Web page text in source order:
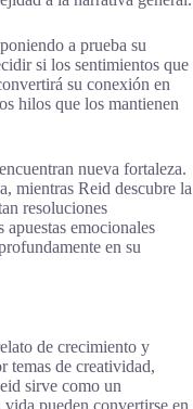
a prueba su
si los sentimientos que
su conexión en
hilos que los mantienen
nueva fortaleza.
mientras Reid descubre la
resoluciones
emocionales
en su
de crecimiento y
temas de creatividad,
sirve como un